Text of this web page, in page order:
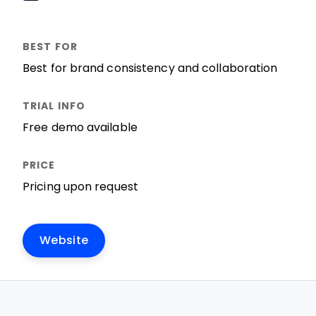
Best for brand consistency and collaboration
Free demo available
Pricing upon request
Website